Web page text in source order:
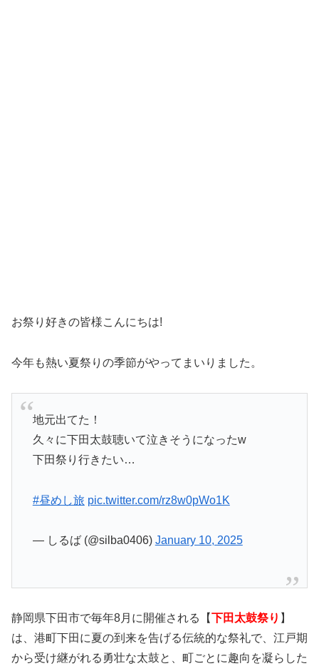
お祭り好きの皆様こんにちは!
今年も熱い夏祭りの季節がやってまいりました。
地元出てた！
久々に下田太鼓聴いて泣きそうになったw
下田祭り行きたい…
#昼めし旅 pic.twitter.com/rz8w0pWo1K
— しるば (@silba0406) January 10, 2025
静岡県下田市で毎年8月に開催される【下田太鼓祭り 】
は、港町下田に夏の到来を告げる伝統的な祭礼で、江戸期
から受け継がれる勇壮な太鼓と、町ごとに趣向を凝らした